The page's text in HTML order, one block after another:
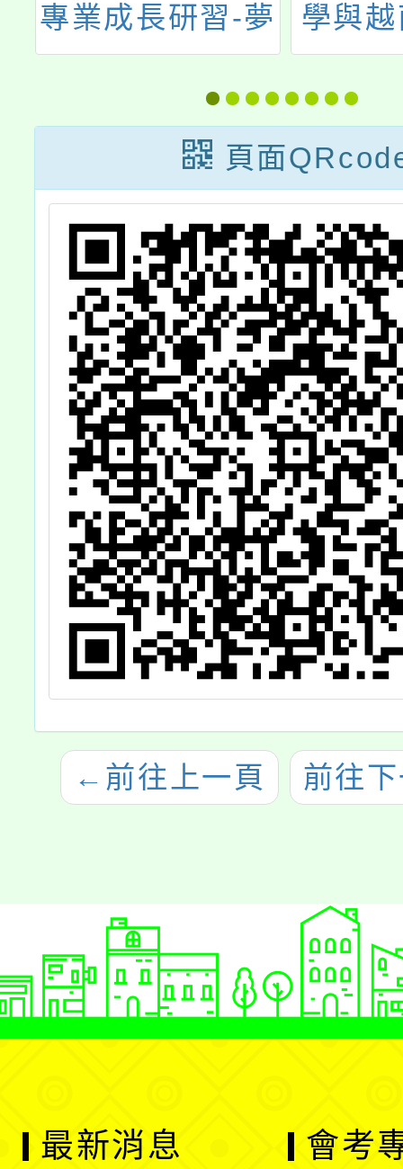
專業成長研習-夢
的N次方工作
坊」場次
學與
市國
人文
大學
「國
力檢
頁面
← 前往上一頁 前往
最新消息 會考